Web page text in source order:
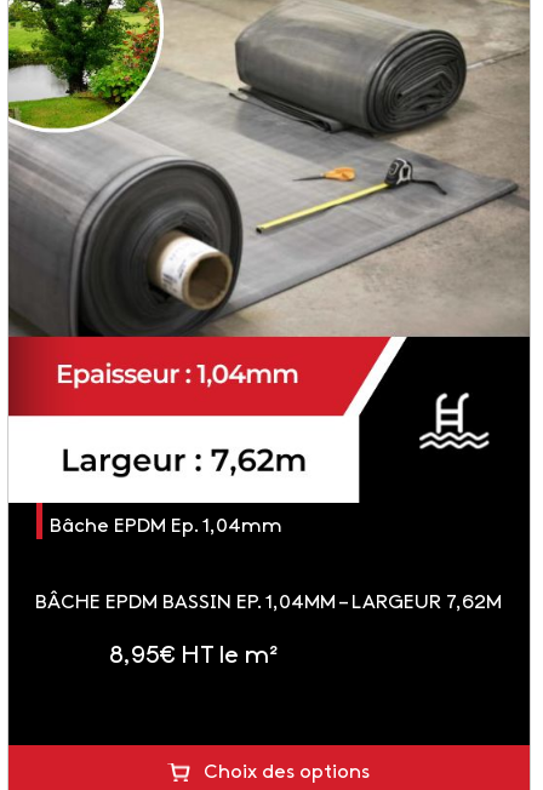
Bâche EPDM Ep. 1,04mm
BÂCHE EPDM BASSIN EP. 1,04MM – LARGEUR 7,62M
8,95€ HT le m²
Choix des options